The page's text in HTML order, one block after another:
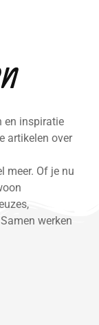
en inspiratie
artikelen over
meer. Of je nu
werken